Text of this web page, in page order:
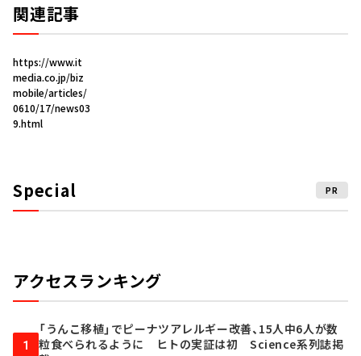
関連記事
https://www.it
media.co.jp/biz
mobile/articles/
0610/17/news03
9.html
Special PR
アクセスランキング
1
「うんこ移植」でピーナツアレルギー改善、15人中6人が数
粒食べられるように ヒトの実証は初 Science系列誌掲